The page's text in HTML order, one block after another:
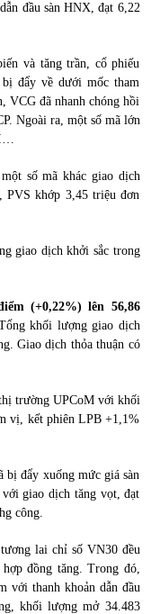
đầu sàn HNX, đạt 6,22
và tăng trần, cổ phiếu
đẩy về dưới mốc tham
VCG đã nhanh chóng hồi
Ngoài ra, một số mã lớn
số mã khác giao dịch
khớp 3,45 triệu đơn
giao dịch khởi sắc trong
(+0,22%) lên 56,86
khối lượng giao dịch
Giao dịch thỏa thuận có
trường UPCoM với khối
vị, kết phiên LPB +1,1%
bị đẩy xuống mức giá sàn
giao dịch tăng vọt, đạt
công.
lai chỉ số VN30 đều
đồng tăng. Trong đó,
với thanh khoản dẫn đầu
khối lượng mở 34.483